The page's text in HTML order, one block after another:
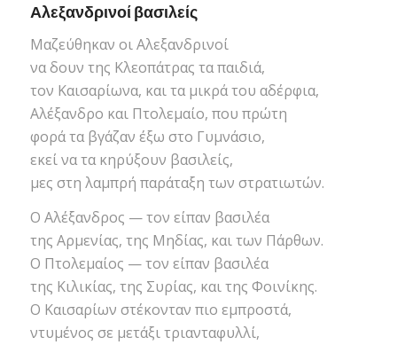
Αλεξανδρινοί βασιλείς
Μαζεύθηκαν οι Αλεξανδρινοί
να δουν της Κλεοπάτρας τα παιδιά,
τον Καισαρίωνα, και τα μικρά του αδέρφια,
Αλέξανδρο και Πτολεμαίο, που πρώτη
φορά τα βγάζαν έξω στο Γυμνάσιο,
εκεί να τα κηρύξουν βασιλείς,
μες στη λαμπρή παράταξη των στρατιωτών.
Ο Αλέξανδρος — τον είπαν βασιλέα
της Αρμενίας, της Μηδίας, και των Πάρθων.
Ο Πτολεμαίος — τον είπαν βασιλέα
της Κιλικίας, της Συρίας, και της Φοινίκης.
Ο Καισαρίων στέκονταν πιο εμπροστά,
ντυμένος σε μετάξι τριανταφυλλί,